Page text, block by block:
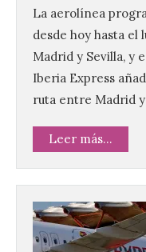
La aerolínea
desde hoy hasta
Madrid y Sevilla, y
Iberia Express
ruta entre Madrid
Leer más...